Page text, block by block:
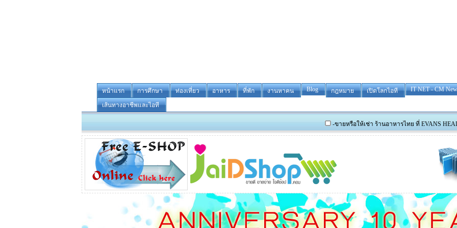
หน้าแรก การศึกษา ท่องเที่ยว อาหาร ที่พัก งานหาคน Blog กฎหมาย เปิดโลกไอที IT NET - CM
เส้นทางอาชีพและไอที
-ขายหรือให้เช่า ร้านอาหารไทย ที่ EVANS HEAD แล